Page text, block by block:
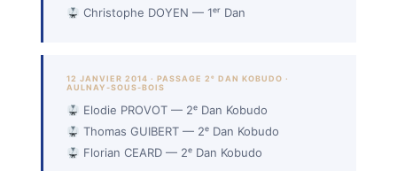
Christophe DOYEN — 1ᵉʳ Dan
12 JANVIER 2014 · PASSAGE 2ᵉ DAN KOBUDO ·
AULNAY-SOUS-BOIS
Elodie PROVOT — 2ᵉ Dan Kobudo
Thomas GUIBERT — 2ᵉ Dan Kobudo
Florian CEARD — 2ᵉ Dan Kobudo